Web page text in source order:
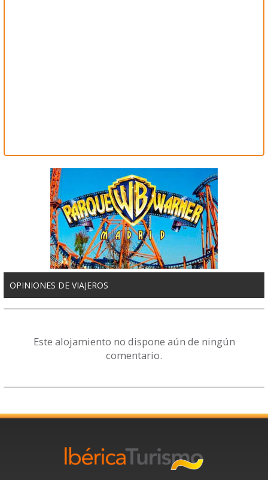
OPINIONES DE VIAJEROS
Este alojamiento no dispone aún de ningún
comentario.